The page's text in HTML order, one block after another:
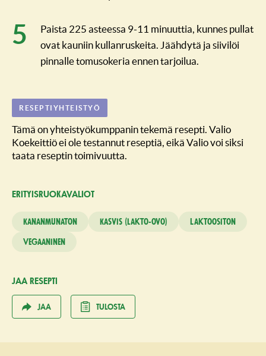
Paista 225 asteessa 9-11 minuuttia, kunnes pullat
ovat kauniin kullanruskeita. Jäähdytä ja siivilöi
pinnalle tomusokeria ennen tarjoilua.
RESEPTIYHTEISTYÖ
Tämä on yhteistyökumppanin tekemä resepti. Valio
Koekeittiö ei ole testannut reseptiä, eikä Valio voi siksi
taata reseptin toimivuutta.
ERITYISRUO­KAVALIOT
Kananmunaton Kasvis (lakto-ovo) Laktoositon
Vegaaninen
JAA RESEPTI
JAA TULOSTA